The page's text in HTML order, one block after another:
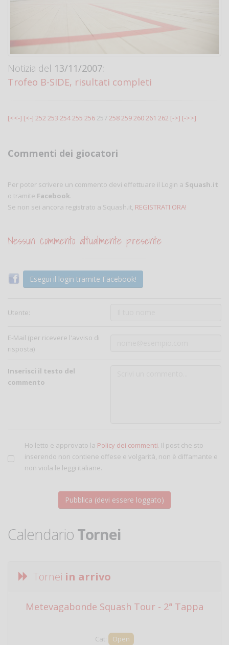
Notizia del 13/11/2007:
Trofeo B-SIDE, risultati completi
[<<-] [<-] 252 253 254255 256 257258259260261 262 [->] [->>]
Commenti dei giocatori
Per poter scrivere un commento devi effettuare il Login a Squash.it
o tramite Facebook.
Se non sei ancora registrato a Squash.it, REGISTRATI ORA!
Nessun commento attualmente presente
Esegui il login tramite Facebook!
Utente:
E-Mail (per ricevere l'avviso di
risposta)
Inserisci il testo del
commento
Ho letto e approvato la Policy dei commenti. Il post che sto
inserendo non contiene offese e volgarità, non è diffamante e
non viola le leggi italiane.
Calendario Tornei
Tornei in arrivo
Metevagabonde Squash Tour - 2ª Tappa
Cat:
Open